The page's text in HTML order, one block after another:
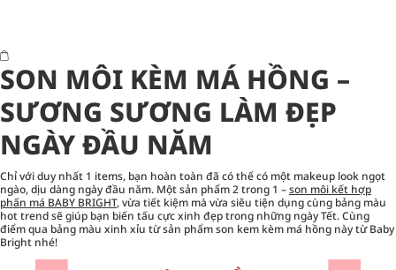
SON MÔI KÈM MÁ HỒNG –
SƯƠNG SƯƠNG LÀM ĐẸP
NGÀY ĐẦU NĂM
Chỉ với duy nhất 1 items, bạn hoàn toàn đã có thể có một makeup look ngọt
ngào, dịu dàng ngày đầu năm. Một sản phẩm 2 trong 1 –son môi kết hợp
phấn má BABY BRIGHT, vừa tiết kiệm mà vừa siêu tiện dụng cùng bảng màu
hot trend sẽ giúp bạn biến tấu cực xinh đẹp trong những ngày Tết. Cùng
điểm qua bảng màu xinh xỉu từ sản phẩm son kem kèm má hồng này từ Baby
Bright nhé!